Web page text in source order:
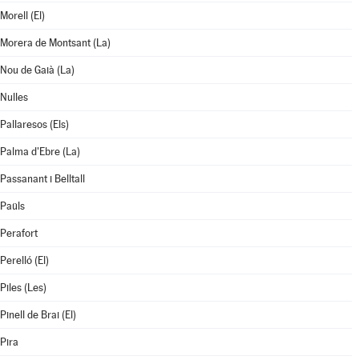
Morell (El)
Morera de Montsant (La)
Nou de Gaià (La)
Nulles
Pallaresos (Els)
Palma d'Ebre (La)
Passanant i Belltall
Paüls
Perafort
Perelló (El)
Piles (Les)
Pinell de Brai (El)
Pira